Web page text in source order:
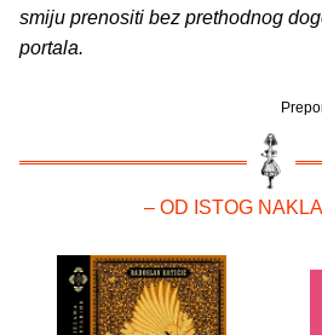
smiju prenositi bez prethodnog
portala.
– OD ISTOG